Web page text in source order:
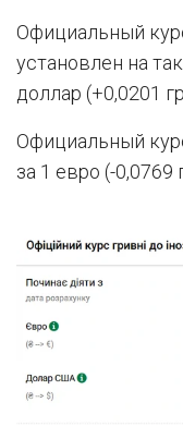
Официальный
установлен на
доллар (+0,0201
Официальный
за 1 евро (-0,0769